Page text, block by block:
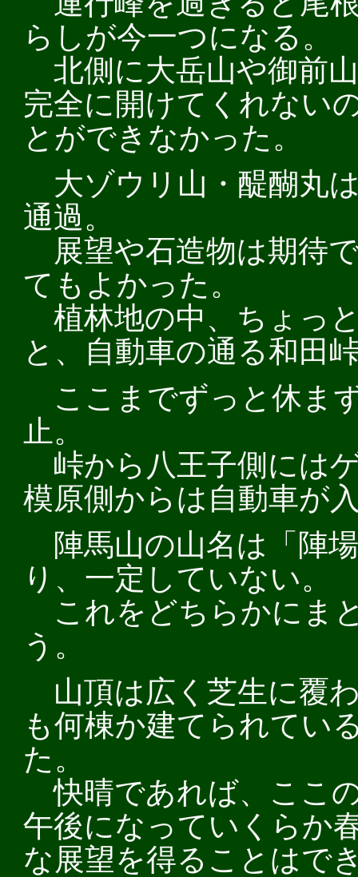
らしが今一つになる。
北側に大岳山や御前
完全に開けてくれない
とができなかった。
大ゾウリ山・醍醐丸
通過。
展望や石造物は期待
てもよかった。
植林地の中、ちょっ
と、自動車の通る和田
ここまでずっと休ま
止。
峠から八王子側には
模原側からは自動車が
陣馬山の山名は「陣
り、一定していない。
これをどちらかにま
う。
山頂は広く芝生に覆
も何棟か建てられてい
た。
快晴であれば、ここ
午後になっていくらか
な展望を得ることはで